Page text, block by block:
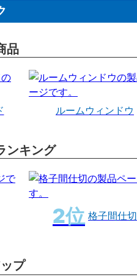
品
ルームウィンドウ
ンキング
格子間仕切
プ